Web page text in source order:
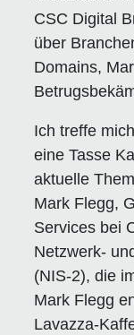
CSC Digital
über
Domains,
Ich treffe
eine Tasse
aktuelle
Mark Flegg,
Services bei
Netzwerk-
(NIS-2), die
Mark Flegg
Lavazza-